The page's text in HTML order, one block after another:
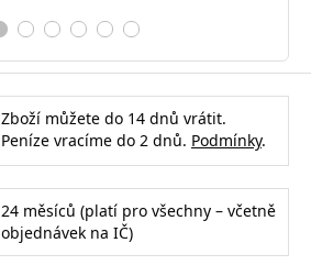
Zboží můžete do 14 dnů vrátit.
Peníze vracíme do 2 dnů. Podmínky.
24 měsíců (platí pro všechny – včetně
objednávek na IČ)